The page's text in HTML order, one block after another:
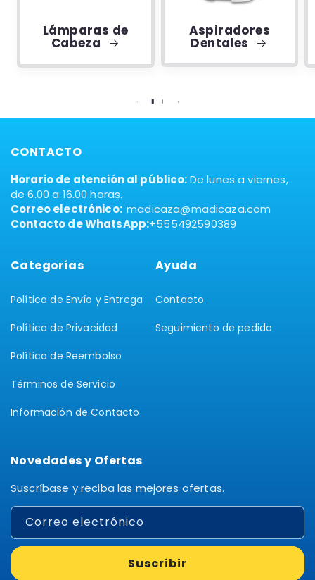
Lámparas de
Cabeza
Aspiradores
Dentales
CONTACTO
Horario de atención al público:De lunes a viernes,
de 6.00 a 16.00 horas.
Correo electrónico:madicaza@madicaza.com
Contacto de WhatsApp:+555492590389
Categorías
Política de Envío y Entrega
Política de Privacidad
Política de Reembolso
Términos de Servicio
Información de Contacto
Ayuda
Contacto
Seguimiento de pedido
Novedades y Ofertas
Suscríbase y reciba las mejores ofertas.
Correo electrónico
Suscribir